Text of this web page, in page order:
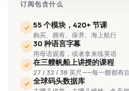
订阅包含什么
55 个模块，420+ 节课
购买、拥有、保养、海上航行
30 种语言字幕
用母语观看，或者拿来练英语
在三艘帆船上讲授的课程
27 / 32 / 38 英尺——每一艘都有
全球码头数据库